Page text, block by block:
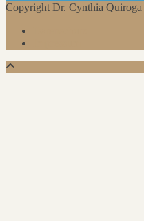
Copyright Dr. Cynthia